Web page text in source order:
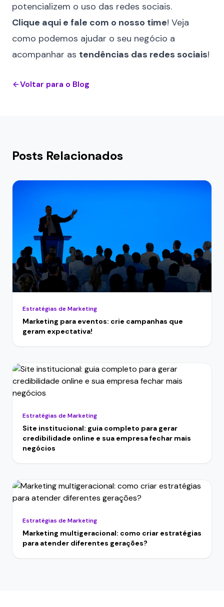
potencializem o uso das redes sociais.
Clique aqui e fale com o nosso time! Veja
como podemos ajudar o seu negócio a
acompanhar as tendências das redes sociais!
Voltar para o Blog
Posts Relacionados
Estratégias de Marketing
Marketing para eventos: crie campanhas que
geram expectativa!
Estratégias de Marketing
Site institucional: guia completo para gerar
credibilidade online e sua empresa fechar mais
negócios
Estratégias de Marketing
Marketing multigeracional: como criar estratégias
para atender diferentes gerações?